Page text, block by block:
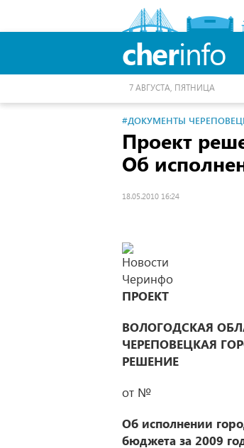
cherinfo
7 АВГУСТА, ПЯТНИЦА
#ДОКУМЕНТЫ
Проект
Об
18.05.2010 16:24
ПРОЕКТ
ВОЛОГОДСКАЯ
ЧЕРЕПОВЕЦКАЯ
РЕШЕНИЕ
от №
Об исполнении
бюджета за 2009